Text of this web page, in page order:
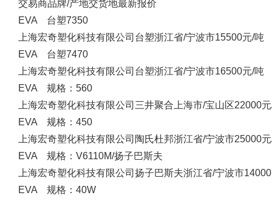
交易商品牌/产地交货地最新报价
EVA 台塑7350
上海宏奇塑化科技有限公司 台塑浙江省/宁波市15500元/吨
EVA 台塑7470
上海宏奇塑化科技有限公司 台塑浙江省/宁波市16500元/吨
EVA 规格：560
上海宏奇塑化科技有限公司 三井聚合 上海市/宝山区22000
EVA 规格：450
上海宏奇塑化科技有限公司 陶氏杜邦浙江省/宁波市25000
EVA 规格：V6110M/扬子巴斯夫
上海宏奇塑化科技有限公司 扬子巴斯夫浙江省/宁波市
EVA 规格：40W